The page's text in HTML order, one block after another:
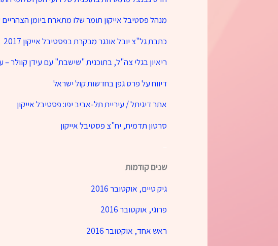
מנהל פסטיבל אייקון תומר שלו מתארח ביומן
כתבת גל"צ יובל אונגר מבקרת בפסטיבל אייקון 2017
ריאיון בגלי צה"ל, בתוכנית "שישבת" עם עידן קוולר –
דיווח על פרס גפן בחדשות קול ישראל
אתר דיגיתל / עיריית תל-אביב יפו: פסטיבל אייקון
סרטון תדמית, יח"צ פסטיבל אייקון
שנים קודמות
גיק טיים, אוקטובר 2016
פרוגי, אוקטובר 2016
ראש אחד, אוקטובר 2016